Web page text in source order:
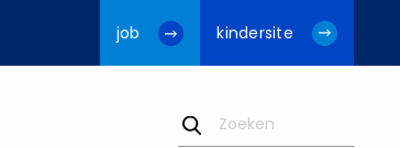
job kindersite